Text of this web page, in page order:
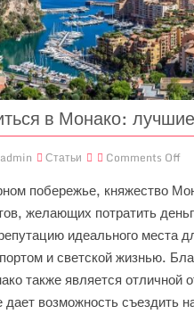
в Монако:
Статьи Comments Off
побережье, княжество
желающих потратить
идеального места
и светской жизнью.
также является отличной
возможность съездить